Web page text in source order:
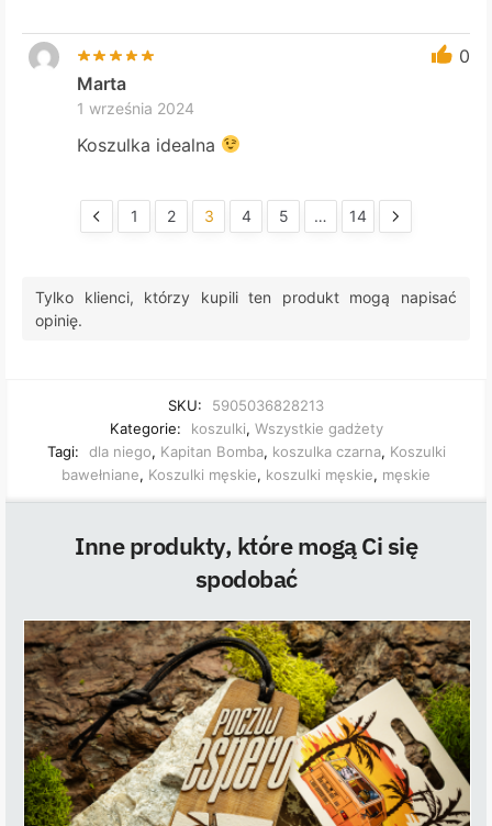
0
Marta
1 września 2024
Koszulka idealna
1 2 3 4 5 … 14
Tylko klienci, którzy kupili ten produkt mogą napisać
opinię.
SKU:
5905036828213
Kategorie:
koszulki, Wszystkie gadżety
Tagi:
dla niego, Kapitan Bomba, koszulka czarna, Koszulki
bawełniane, Koszulki męskie, koszulki męskie, męskie
Inne produkty, które mogą Ci się
spodobać